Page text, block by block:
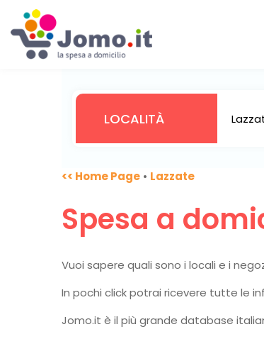
<< Home Page • Lazzate
Spesa a
Vuoi sapere quali sono i locali e i
In pochi click potrai ricevere tutte le
Jomo.it è il più grande database